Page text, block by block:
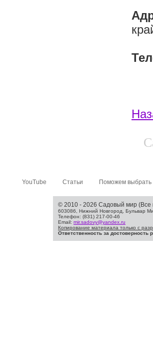
YouTube Статьи Поможем выбрать
© 2010 - 2026 Садовый мир
603086, Нижний Новгород, Бульвар
Телефон: (831) 217-00-46
Email: mir.sadovy@yandex.ru
Копирование материала только с
Ответственность за достоверность